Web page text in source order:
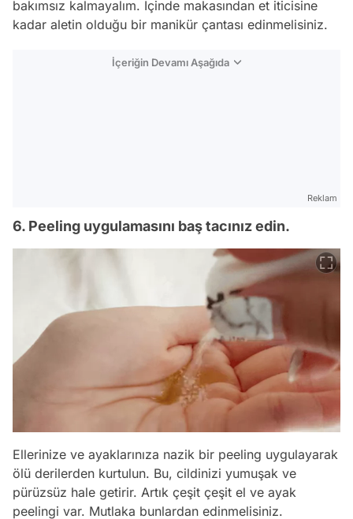
bakımsız kalmayalım. İçinde makasından et iticisine
kadar aletin olduğu bir manikür çantası edinmelisiniz.
İçeriğin Devamı Aşağıda
Reklam
6. Peeling uygulamasını baş tacınız edin.
Ellerinize ve ayaklarınıza nazik bir peeling uygulayarak
ölü derilerden kurtulun. Bu, cildinizi yumuşak ve
pürüzsüz hale getirir. Artık çeşit çeşit el ve ayak
peelingi var. Mutlaka bunlardan edinmelisiniz.